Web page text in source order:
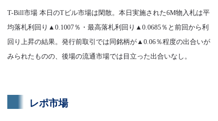
T-Bill市場 本日のTビル市場は閑散。本日実施された6M物入札は平
均落札利回り▲0.1007％・最高落札利回り▲0.0685％と前回から利
回り上昇の結果。発行前取引では同銘柄が▲0.06％程度の出合いが
みられたものの、後場の流通市場では目立った出合いなし。
レポ市場